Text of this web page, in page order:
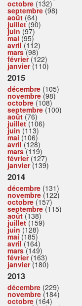
octobre (132)
septembre (98)
août (64)
juillet(90)
juin (97)
mai (95)
avril(112)
mars(98)
février(122)
janvier(110)
2015
décembre (105)
novembre (98)
octobre (108)
septembre (100)
août (76)
juillet(106)
juin (113)
mai (106)
avril(128)
mars(119)
février(127)
janvier(139)
2014
décembre (131)
novembre (122)
octobre (157)
septembre (115)
août (138)
juillet(159)
juin (128)
mai (185)
avril(164)
mars(149)
février(163)
janvier(180)
2013
décembre (229)
novembre (184)
octobre (164)